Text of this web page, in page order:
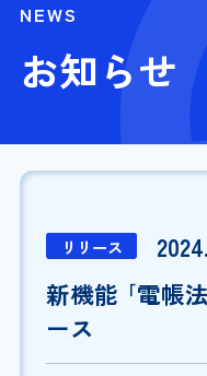
NEWS
お知らせ
リリース
新機能 ｢電帳
ース